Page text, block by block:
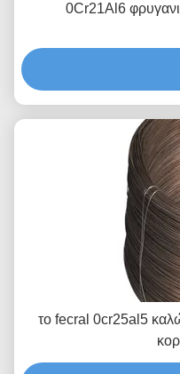
0Cr21Al6
το fecral 0cr25al5